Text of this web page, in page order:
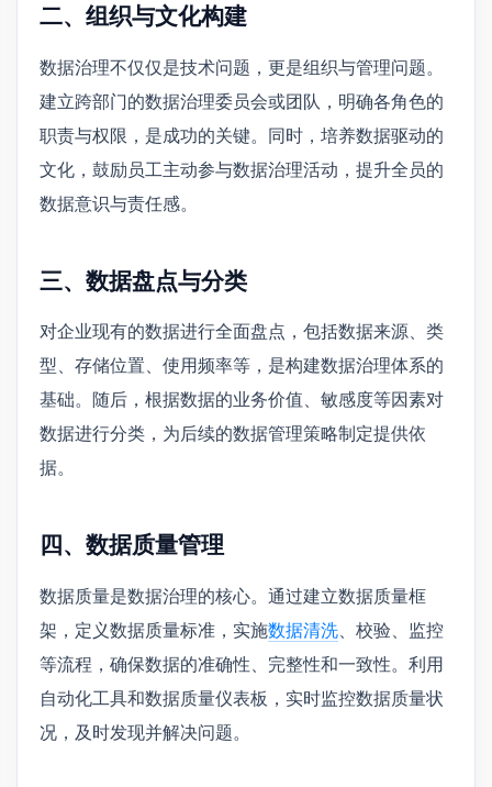
二、组织与文化构建
数据治理不仅仅是技术问题，更是组织与管理问题。
建立跨部门的数据治理委员会或团队，明确各角色的
职责与权限，是成功的关键。同时，培养数据驱动的
文化，鼓励员工主动参与数据治理活动，提升全员的
数据意识与责任感。
三、数据盘点与分类
对企业现有的数据进行全面盘点，包括数据来源、类
型、存储位置、使用频率等，是构建数据治理体系的
基础。随后，根据数据的业务价值、敏感度等因素对
数据进行分类，为后续的数据管理策略制定提供依
据。
四、数据质量管理
数据质量是数据治理的核心。通过建立数据质量框
架，定义数据质量标准，实施数据清洗、校验、监控
等流程，确保数据的准确性、完整性和一致性。利用
自动化工具和数据质量仪表板，实时监控数据质量状
况，及时发现并解决问题。